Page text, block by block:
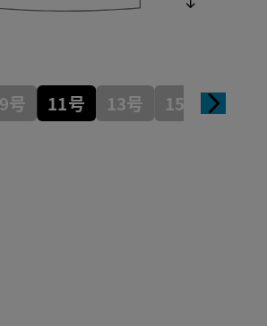
9号 11号 13号 15号